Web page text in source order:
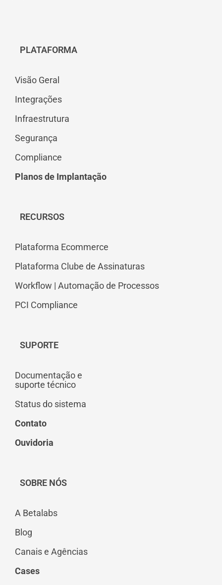
PLATAFORMA
Visão Geral
Integrações
Infraestrutura
Segurança
Compliance
Planos de Implantação
RECURSOS
Plataforma Ecommerce
Plataforma Clube de Assinaturas
Workflow | Automação de Processos
PCI Compliance
SUPORTE
Documentação e
suporte técnico
Status do sistema
Contato
Ouvidoria
SOBRE NÓS
A Betalabs
Blog
Canais e Agências
Cases